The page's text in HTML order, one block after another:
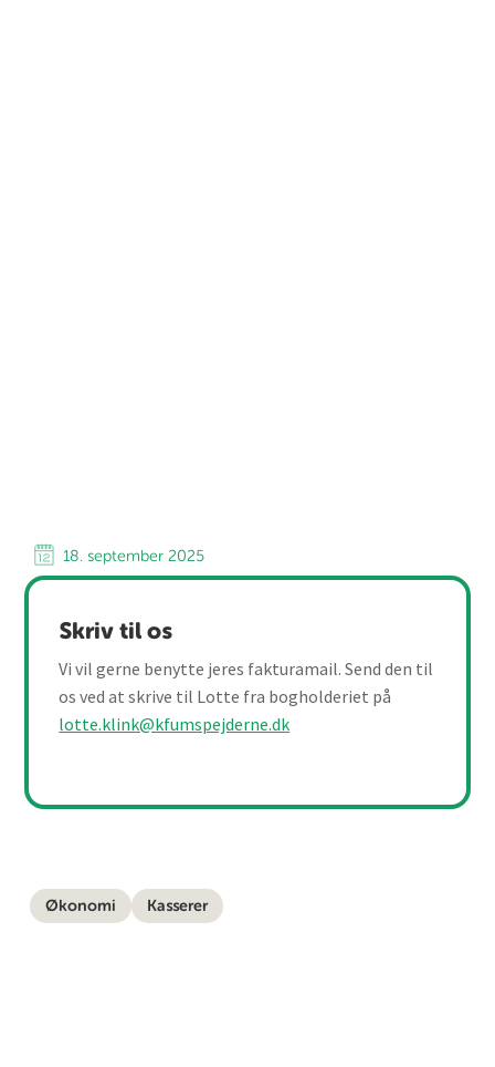
18. september 2025
Skriv til os
Vi vil gerne benytte jeres fakturamail. Send den til
os ved at skrive til Lotte fra bogholderiet på
lotte.klink@kfumspejderne.dk
Økonomi Kasserer